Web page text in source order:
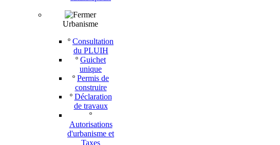
Urbanisme
º Consultation
du PLUIH
º Guichet
unique
º Permis de
construire
º Déclaration
de travaux
º
Autorisations
d'urbanisme et
Taxes